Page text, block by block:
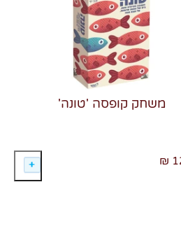
משחק קופסה 'טונה'